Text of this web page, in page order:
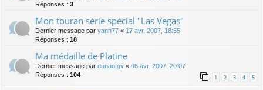
Réponses : 3
Mon touran série spécial "Las Vegas"
Dernier message par yann77 « 17 avr. 2007, 18:55
Réponses : 18
Ma médaille de Platine
Dernier message par dunantgv « 06 avr. 2007, 20:07
Réponses : 104 1 2 3 4 5